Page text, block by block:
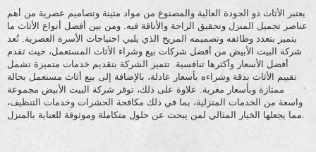
n
s
a
j
يعتبر الأثاث ذو الجودة العالية والمصنوع من مواد متينة وتصاميم عصرية من أهم
عناصر تجميل المنزل وتحقيق الراحة والأناقة فيه. ومن بين أفضل أنواع الأثاث ما
يتميز بتعدد وظائفه وتصميمه المريح الذي يلبي احتياجات الأسرة العصرية. تُعد
شركة البيت الأبيض من أفضل شركات بيع وشراء الأثاث المستعمل، حيث تقدم
أفضل الأسعار وأكثرها تنافسية. تتميز الشركة بتقديم خدمات متميزة تشمل
تقييم الأثاث بدقة وشراءه بأسعار عادلة، بالإضافة إلى بيع أثاث مستعمل بحالة
ممتازة وبأسعار مغرية. علاوة على ذلك، توفر شركة البيت الأبيض مجموعة
واسعة من الخدمات المنزلية، بما في ذلك مكافحة الحشرات وخدمات التنظيف،
مما يجعلها الخيار المثالي لمن يبحث عن حلول متكاملة وموثوقة للعناية بالمنزل.